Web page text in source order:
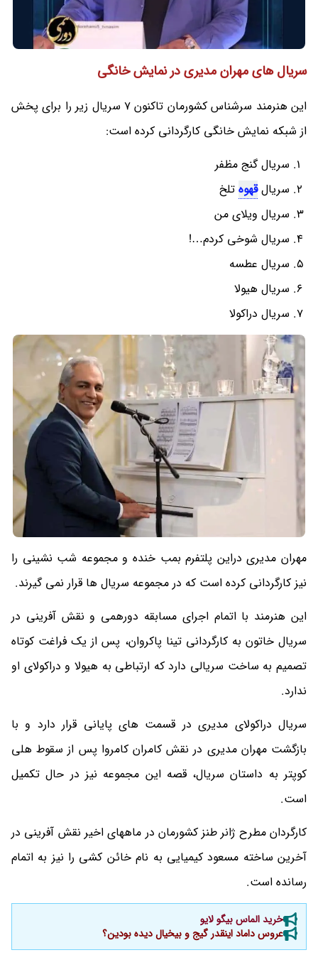
سریال های مهران مدیری در نمایش خانگی
این هنرمند سرشناس کشورمان تاکنون 7 سریال زیر را برای پخش
از شبکه نمایش خانگی کارگردانی کرده است:
سریال گنج مظفر
سریالقهوه تلخ
سریال ویلای من
سریال شوخی کردم…!
سریال عطسه
سریال هیولا
سریال دراکولا
مهران مدیری دراین پلتفرم بمب خنده و مجموعه شب نشینی را
نیز کارگردانی کرده است که در مجموعه سریال ها قرار نمی گیرند.
این هنرمند با اتمام اجرای مسابقه دورهمی و نقش آفرینی در
سریال خاتون به کارگردانی تینا پاکروان، پس از یک فراغت کوتاه
تصمیم به ساخت سریالی دارد که ارتباطی به هیولا و دراکولای او
ندارد.
سریال دراکولای مدیری در قسمت های پایانی قرار دارد و با
بازگشت مهران مدیری در نقش کامران کامروا پس از سقوط هلی
کوپتر به داستان سریال، قصه این مجموعه نیز در حال تکمیل
است.
کارگردان مطرح ژانر طنز کشورمان در ماههای اخیر نقش آفرینی در
آخرین ساخته مسعود کیمیایی به نام خائن کشی را نیز به اتمام
رسانده است.
خرید الماس بیگو لایو
عروس داماد اینقدر گیج و بیخیال دیده بودین؟